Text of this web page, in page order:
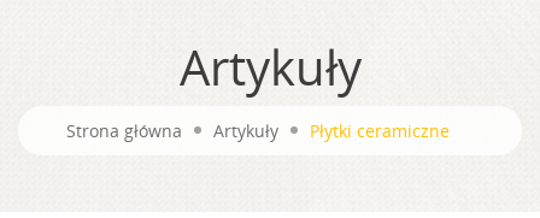
Artykuły
Strona główna Artykuły Płytki ceramiczne